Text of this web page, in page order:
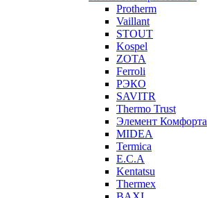
Protherm
Vaillant
STOUT
Kospel
ZOTA
Ferroli
РЭКО
SAVITR
Thermo Trust
Элемент Комфорта
MIDEA
Termica
E.C.A
Kentatsu
Thermex